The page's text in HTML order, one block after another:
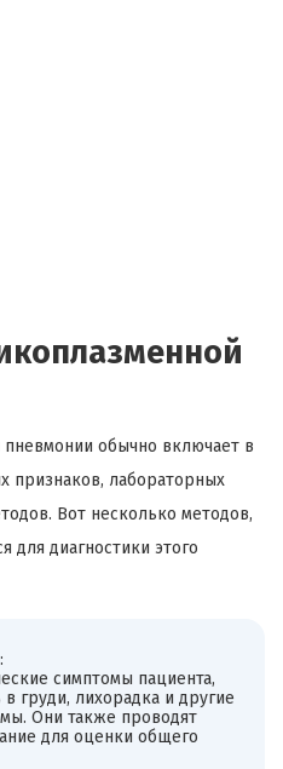
обычно включает в
признаков, лабораторных
Вот несколько методов,
для диагностики этого
симптомы пациента,
груди, лихорадка и другие
Они также проводят
для оценки общего